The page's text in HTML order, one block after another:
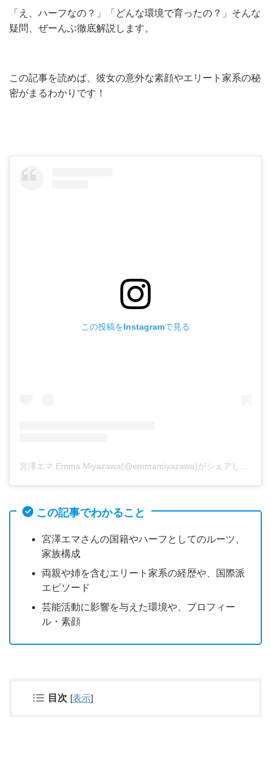
「え、ハーフなの？」「どんな環境で育ったの？」そんな
疑問、ぜーんぶ徹底解説します。
この記事を読めば、彼女の意外な素顔やエリート家系の秘
密がまるわかりです！
この投稿をInstagramで見る
この記事でわかること
宮澤エマさんの国籍やハーフとしてのルーツ、
家族構成
両親や姉を含むエリート家系の経歴や、国際派
エピソード
芸能活動に影響を与えた環境や、プロフィー
ル・素顔
目次 [表示]